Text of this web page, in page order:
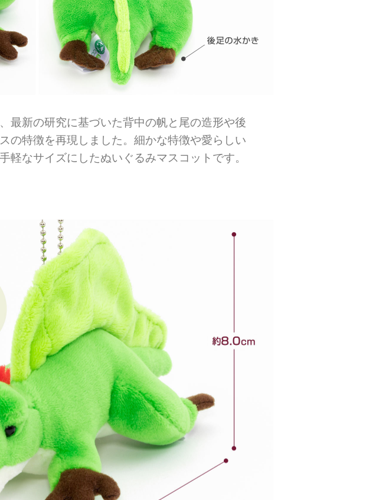
最新の研究に基づいた背中の帆と尾の造形や後
の特徴を再現しました。細かな特徴や愛らしい
軽なサイズにしたぬいぐるみマスコットです。